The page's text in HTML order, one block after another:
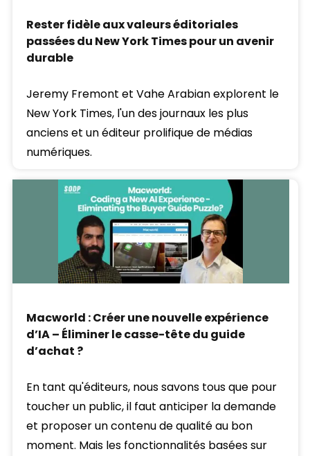
Rester fidèle aux valeurs éditoriales
passées du New York Times pour un avenir
durable
Jeremy Fremont et Vahe Arabian explorent le
New York Times, l'un des journaux les plus
anciens et un éditeur prolifique de médias
numériques.
Macworld : Créer une nouvelle expérience
d’IA – Éliminer le casse-tête du guide
d’achat ?
En tant qu'éditeurs, nous savons tous que pour
toucher un public, il faut anticiper la demande
et proposer un contenu de qualité au bon
moment. Mais les fonctionnalités basées sur